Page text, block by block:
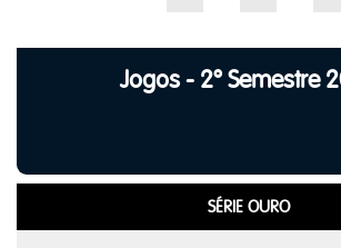
Jogos - 2º Semestre
SÉRIE OURO